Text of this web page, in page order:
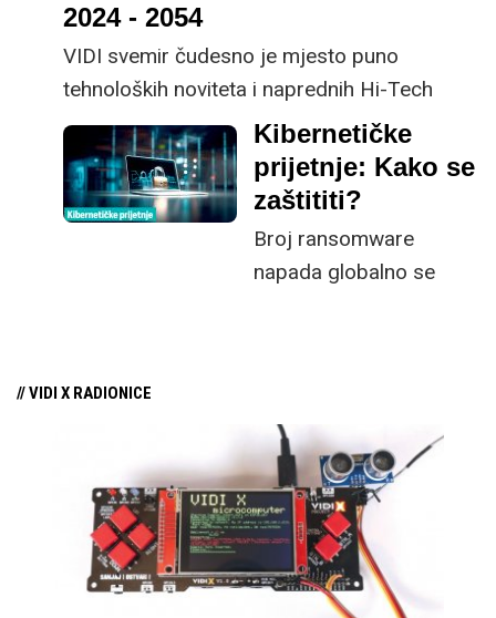
2024 - 2054
VIDI svemir čudesno je mjesto puno
tehnoloških noviteta i naprednih Hi-Tech
civilizacija koje su mnogima nekad bili
nezamislive.
Kibernetičke
prijetnje: Kako se
zaštititi?
Broj ransomware
napada globalno se
Kibernetička sigurnost
je temelj za kontinuitet
poslovanja, a kvalitetna
zaštita poput A1
Endpoint Protect
poduzetnicima može
// VIDI X RADIONICE